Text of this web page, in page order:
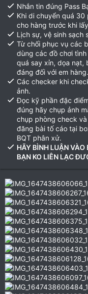
Nhắn tin đúng Pass
Khi di chuyển quá 30
cho hàng trước khi
Lịch sự, vệ sinh sạch
Từ chối phục vụ các
dùng các đồ chơi
quá say xỉn, dọa nạt,
đáng đối với em hàng.
Các checker khi
ảnh.
Đọc kỹ phần đặc
đúng hãy chụp ảnh
chụp phòng check
đăng bài tố cáo tại
BQT phân xử.
HÃY BÌNH LUẬN VÀO
BẠN KO LIÊN LẠC